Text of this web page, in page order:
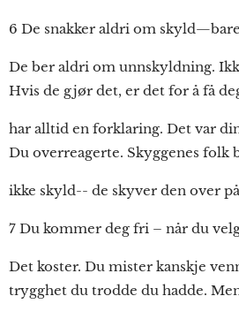
6 De snakker aldri om
De ber aldri om unnskyldning.
Hvis de gjør det, er det for å få
har alltid en forklaring. Det var
Du overreagerte. Skyggenes folk
ikke skyld-- de skyver den over
7 Du kommer deg fri – når du
Det koster. Du mister kanskje
trygghet du trodde du hadde.